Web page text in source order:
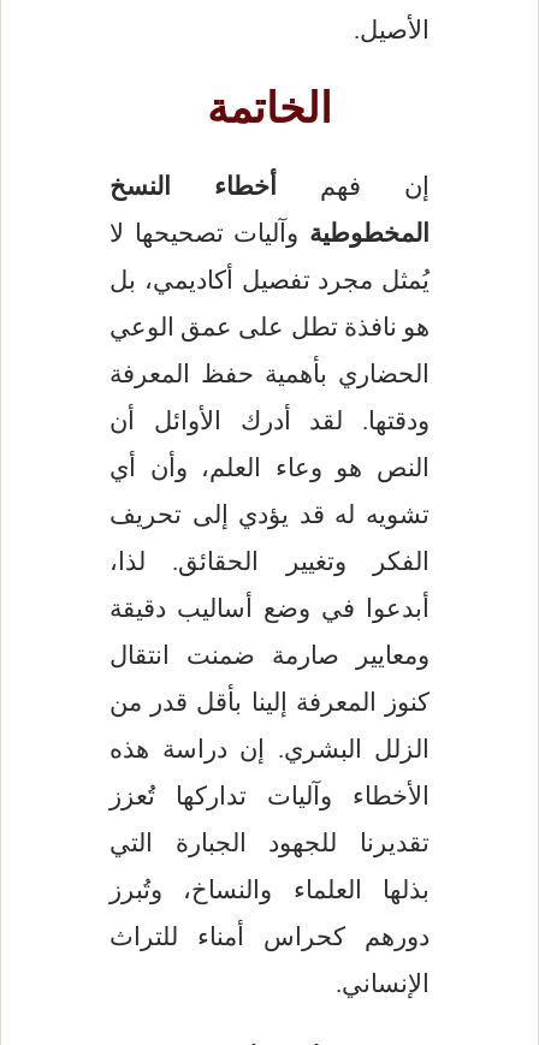
الأصيل.
الخاتمة
إن فهم
أخطاء النسخ
المخطوطية وآليات تصحيحها لا
يُمثل مجرد تفصيل أكاديمي، بل
هو نافذة تطل على عمق الوعي
الحضاري بأهمية حفظ المعرفة
ودقتها. لقد أدرك الأوائل أن
النص هو وعاء العلم، وأن أي
تشويه له قد يؤدي إلى تحريف
الفكر وتغيير الحقائق. لذا،
أبدعوا في وضع أساليب دقيقة
ومعايير صارمة ضمنت انتقال
كنوز المعرفة إلينا بأقل قدر من
الزلل البشري. إن دراسة هذه
الأخطاء وآليات تداركها تُعزز
تقديرنا للجهود الجبارة التي
بذلها العلماء والنساخ، وتُبرز
دورهم كحراس أمناء للتراث
الإنساني.